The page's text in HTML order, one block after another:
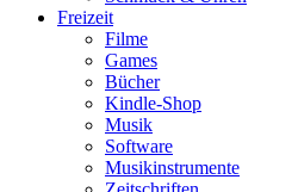
Freizeit
Filme
Games
Bücher
Kindle-Shop
Musik
Software
Musikinstrumente